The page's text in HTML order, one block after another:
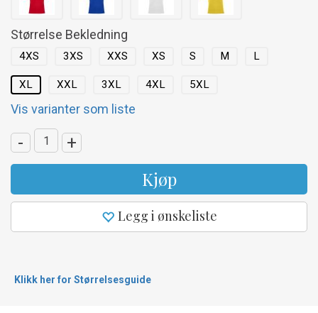
Størrelse Bekledning
4XS 3XS XXS XS S M L
XL XXL 3XL 4XL 5XL
Vis varianter som liste
- +
Kjøp
Legg i ønskeliste
Klikk her for Størrelsesguide